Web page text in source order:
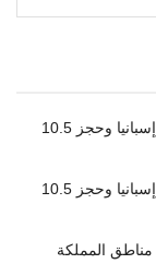
تفكيك شبكة دولية لتهريب المخدرات بين المغرب وإسبانيا وحجز 10.5
تفكيك شبكة دولية لتهريب المخدرات بين المغرب وإسبانيا وحجز 10.5